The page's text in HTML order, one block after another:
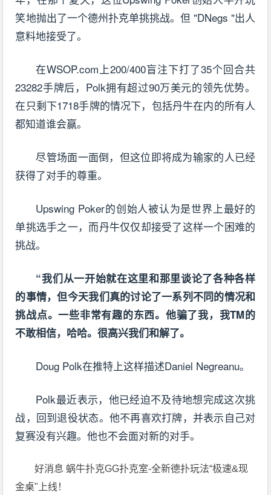
笑地抛出了一个德州扑克单挑挑战。但 "DNegs "出人
意料地接受了。
在WSOP.com上200/400盲注下打了35个回合共
23282手牌后，Polk拥有超过90万美元的领先优势。
在只剩下1718手牌的情况下，包括丹牛在内的所有人
都知道谁会赢。
尽管场面一面倒，但这位即将成为输家的人已经
获得了对手的尊重。
Upswing Poker的创始人被认为是世界上最好的
单挑选手之一，而丹牛仅仅却接受了这样一个困难的
挑战。
“我们从一开始就在这里和那里谈论了各种各样
的事情，但今天我们真的讨论了一系列不同的情况和
挑战点。一些非常有趣的东西。他骗了我，我TM的
不敢相信，哈哈。很高兴我们和解了。
Doug Polk在推特上这样描述Daniel Negreanu。
Polk最近表示，他已经迫不及待地想完成这次挑
战，回到退役状态。他不再喜欢打牌，并表示自己对
复赛没有兴趣。他也不会面对新的对手。
好消息 蜗牛扑克GG扑克室-全新德扑玩法“极速&现
金桌"上线！